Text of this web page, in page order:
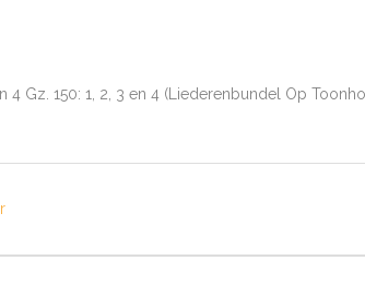
4 Gz. 150: 1, 2, 3 en 4 (Liederenbundel Op